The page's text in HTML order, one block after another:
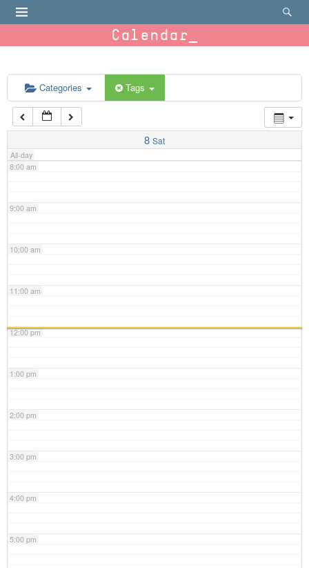
Calendar
Categories Tags
8 Sat
All-day
6:00 am
7:00 am
8:00 am
9:00 am
10:00 am
11:00 am
12:00 pm
1:00 pm
2:00 pm
3:00 pm
4:00 pm
5:00 pm